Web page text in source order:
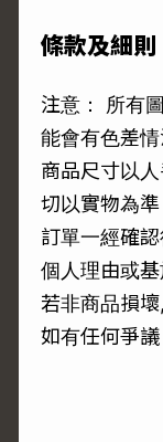
條款及細則
注意： 所有
能會有色差
商品尺寸以
切以實物為準
訂單一經確
個人理由或基
若非商品損
如有任何爭議